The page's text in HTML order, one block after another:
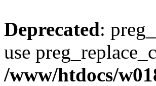
Deprecated:
use
/www/htdocs/